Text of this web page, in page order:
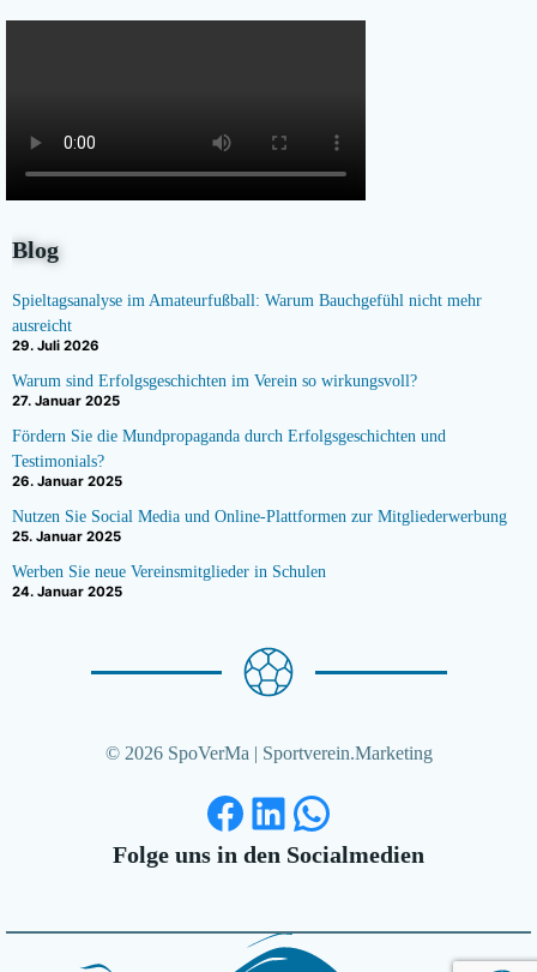
Blog
Spieltagsanalyse im Amateurfußball: Warum Bauchgefühl nicht mehr
ausreicht
29. Juli 2026
Warum sind Erfolgsgeschichten im Verein so wirkungsvoll?
27. Januar 2025
Fördern Sie die Mundpropaganda durch Erfolgsgeschichten und
Testimonials?
26. Januar 2025
Nutzen Sie Social Media und Online-Plattformen zur Mitgliederwerbung
25. Januar 2025
Werben Sie neue Vereinsmitglieder in Schulen
24. Januar 2025
© 2026 SpoVerMa | Sportverein.Marketing
Facebook
LinkedIn
WhatsApp
Folge uns in den Socialmedien